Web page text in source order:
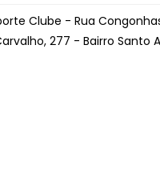
Clube - Rua
277 - Bairro Santo